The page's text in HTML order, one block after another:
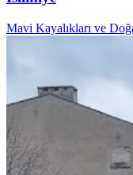
Mavi Kayalıkları ve